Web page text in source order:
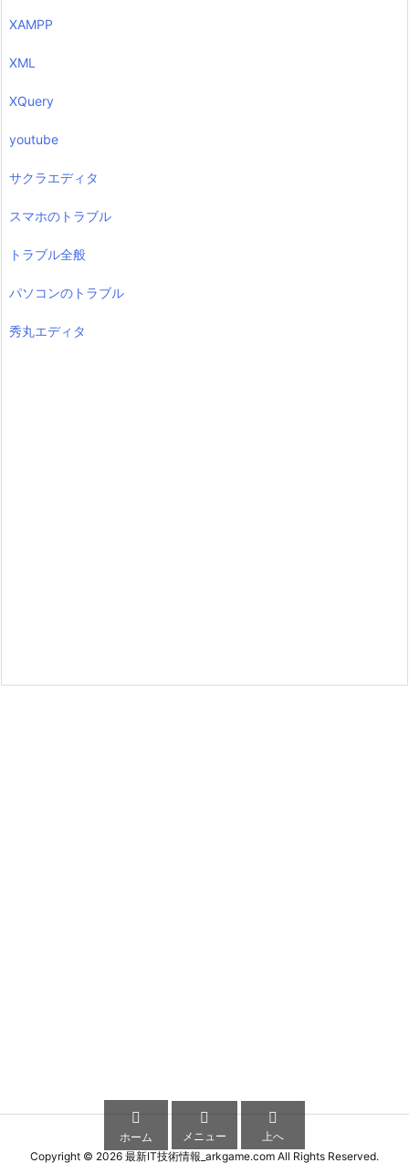
XAMPP
XML
XQuery
youtube
サクラエディタ
スマホのトラブル
トラブル全般
パソコンのトラブル
秀丸エディタ
Copyright © 2026 最新IT技術情報_arkgame.com All Rights Reserved.

ホーム

メニュー

上へ